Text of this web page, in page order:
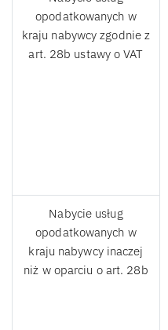
opodatkowanych w
kraju nabywcy zgodnie z
art. 28b ustawy o VAT
Nabycie usług
opodatkowanych w
kraju nabywcy inaczej
niż w oparciu o art. 28b